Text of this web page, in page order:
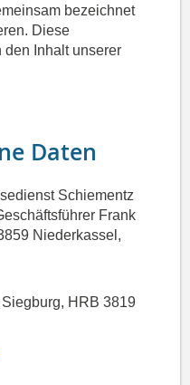
bezeichnet
Diese
Inhalt unserer
Daten
Schiementz
Frank
Niederkassel,
HRB 3819